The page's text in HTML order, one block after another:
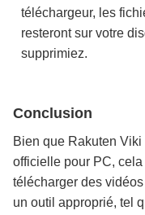
téléchargeur, les
resteront sur votre
supprimiez.
Conclusion
Bien que Rakuten
officielle pour PC,
télécharger des
un outil approprié, tel